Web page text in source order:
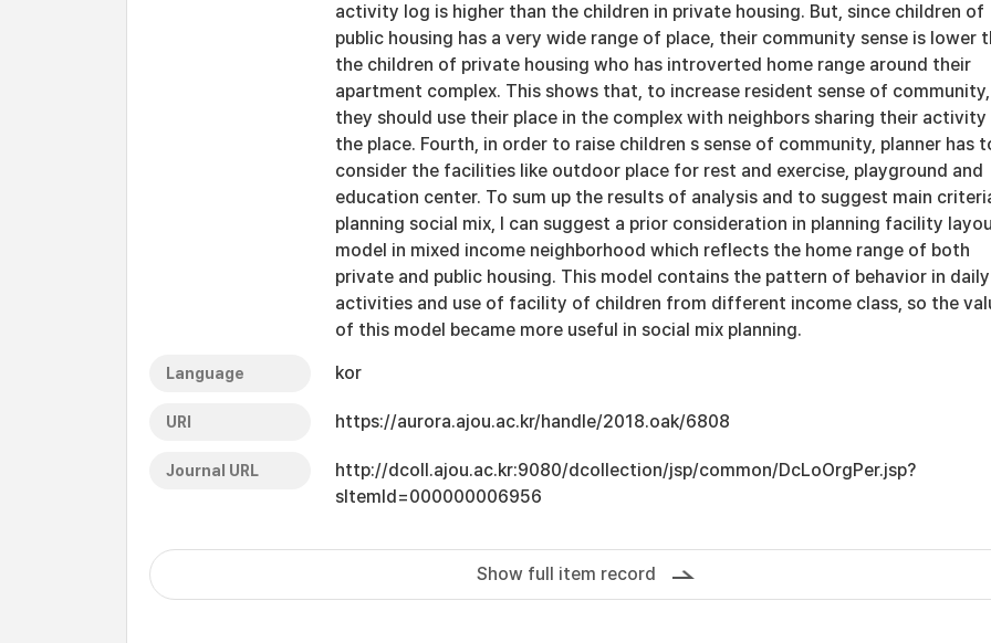
activity log is higher than the children in private housing. But, since children of
public housing has a very wide range of place, their community sense is lower
the children of private housing who has introverted home range around their
apartment complex. This shows that, to increase resident sense of community,
they should use their place in the complex with neighbors sharing their activity
the place. Fourth, in order to raise children s sense of community, planner has
consider the facilities like outdoor place for rest and exercise, playground and
education center. To sum up the results of analysis and to suggest main
planning social mix, I can suggest a prior consideration in planning facility
model in mixed income neighborhood which reflects the home range of both
private and public housing. This model contains the pattern of behavior in daily
activities and use of facility of children from different income class, so the
of this model became more useful in social mix planning.
Language kor
URI https://aurora.ajou.ac.kr/handle/2018.oak/6808
Journal URL
http://dcoll.ajou.ac.kr:9080/dcollection/jsp/common/DcLoOrgPer.jsp?
sItemId=000000006956
Show full item record